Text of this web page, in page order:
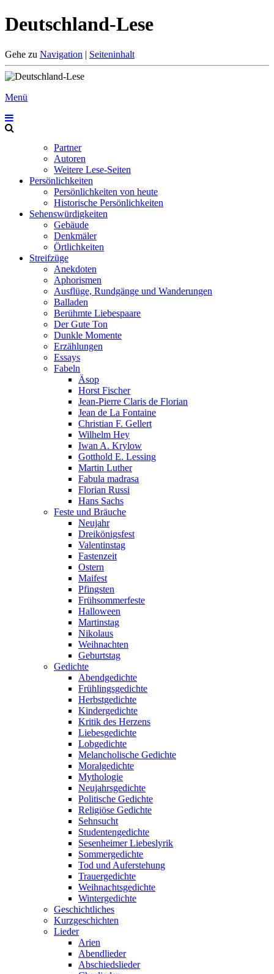
Deutschland-Lese
Gehe zu Navigation | Seiteninhalt
Menü
Partner
Autoren
Weitere Lese-Seiten
Persönlichkeiten
Persönlichkeiten von heute
Historische Persönlichkeiten
Sehenswürdigkeiten
Gebäude
Denkmäler
Örtlichkeiten
Streifzüge
Anekdoten
Aphorismen
Ausflüge, Rundgänge und Wanderungen
Balladen
Berühmte Liebespaare
Der Gute Ton
Dunkle Momente
Erzählungen
Essays
Fabeln
Äsop
Horst Fischer
Jean-Pierre Claris de Florian
Jean de La Fontaine
Christian F. Gellert
Wilhelm Hey
Iwan A. Krylow
Gotthold E. Lessing
Martin Luther
Fabula madrasa
Florian Russi
Hans Sachs
Feste und Bräuche
Neujahr
Dreikönigsfest
Valentinstag
Fastenzeit
Ostern
Maifest
Pfingsten
Frühsommerfeste
Halloween
Martinstag
Nikolaus
Weihnachten
Geburtstag
Gedichte
Abendgedichte
Frühlingsgedichte
Herbstgedichte
Kindergedichte
Kritik des Herzens
Liebesgedichte
Lobgedichte
Melancholische Gedichte
Moralgedichte
Mythologie
Neujahrsgedichte
Politische Gedichte
Religiöse Gedichte
Sehnsucht
Studentengedichte
Sesenheimer Liebeslyrik
Sommergedichte
Tod und Auferstehung
Trauergedichte
Weihnachtsgedichte
Wintergedichte
Geschichtliches
Kurzgeschichten
Lieder
Arien
Abendlieder
Abschiedslieder